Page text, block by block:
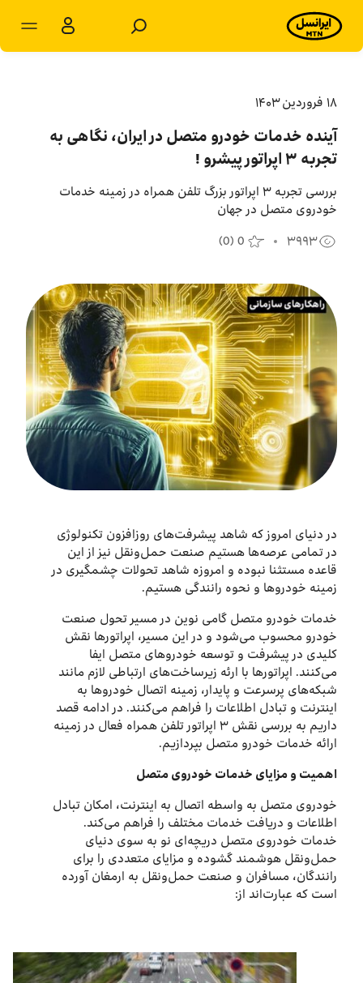
محصولات و راهکارها
فروشگاه
سامانه‌ها
پشتیبانی
پایگاه دانش
درباره ما
اخبار
بازارگاه ایرانسل
EN
۱۸ فروردين ۱۴۰۳
آینده خدمات خودرو متصل در ایران، نگاهی به
تجربه ۳ اپراتور پیشرو !
بررسی تجربه ۳ اپراتور بزرگ تلفن همراه در زمینه خدمات
خودروی متصل در جهان
۳۹۹۳ (0) 0
در دنیای امروز که شاهد پیشرفت‌های روزافزون تکنولوژی
در تمامی عرصه‌ها هستیم صنعت حمل‌ونقل نیز از این
قاعده مستثنا نبوده و امروزه شاهد تحولات چشمگیری در
زمینه خودروها و نحوه رانندگی هستیم.
خدمات خودرو متصل گامی نوین در مسیر تحول صنعت
خودرو محسوب می‌شود و در این مسیر، اپراتورها نقش
کلیدی در پیشرفت و توسعه خودروهای متصل ایفا
می‌کنند. اپراتورها با ارئه زیرساخت‌های ارتباطی لازم مانند
شبکه‌های پرسرعت و پایدار، زمینه اتصال خودروها به
اینترنت و تبادل اطلاعات را فراهم می‌کنند. در ادامه قصد
داریم به بررسی نقش ۳ اپراتور تلفن همراه فعال در زمینه
ارائه خدمات خودرو متصل بپردازیم.
اهمیت و مزایای خدمات خودروی متصل
خودروی متصل به واسطه اتصال به اینترنت، امکان تبادل
اطلاعات و دریافت خدمات مختلف را فراهم می‌کند.
خدمات خودروی متصل دریچه‌ای نو به سوی دنیای
حمل‌ونقل هوشمند گشوده و مزایای متعددی را برای
رانندگان، مسافران و صنعت حمل‌ونقل به ارمغان آورده
است که عبارت‌اند از: